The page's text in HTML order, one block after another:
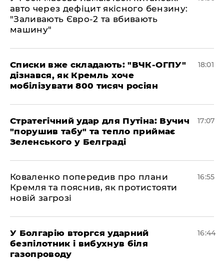
авто через дефіцит якісного бензину:
"Заливають Євро-2 та вбивають
машину"
Списки вже складають: "ВЧК-ОГПУ"
дізнався, як Кремль хоче
мобілізувати 800 тисяч росіян
18:01
Стратегічний удар для Путіна: Вучич
"порушив табу" та тепло приймає
Зеленського у Белграді
17:07
Коваленко попередив про плани
Кремля та пояснив, як протистояти
новій загрозі
16:55
У Болгарію вторгся ударний
безпілотник і вибухнув біля
газопроводу
16:44